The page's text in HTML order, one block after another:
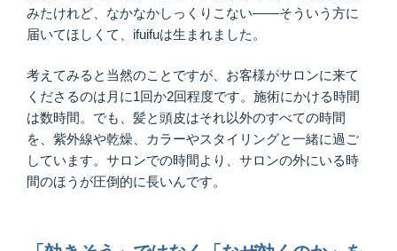
みたけれど、なかなかしっくりこない——そういう方に
届いてほしくて、ifuifuは生まれました。
考えてみると当然のことですが、お客様がサロンに来て
くださるのは月に1回か2回程度です。施術にかける時間
は数時間。でも、髪と頭皮はそれ以外のすべての時間
を、紫外線や乾燥、カラーやスタイリングと一緒に過ご
しています。サロンでの時間より、サロンの外にいる時
間のほうが圧倒的に長いんです。